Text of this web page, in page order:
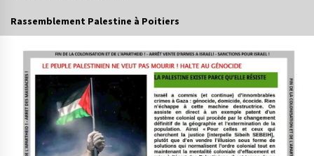
Rassemblement Palestine à Poitiers